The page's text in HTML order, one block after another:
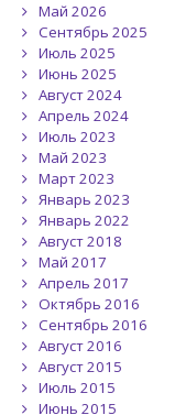
Май 2026
Сентябрь 2025
Июль 2025
Июнь 2025
Август 2024
Апрель 2024
Июль 2023
Май 2023
Март 2023
Январь 2023
Январь 2022
Август 2018
Май 2017
Апрель 2017
Октябрь 2016
Сентябрь 2016
Август 2016
Август 2015
Июль 2015
Июнь 2015